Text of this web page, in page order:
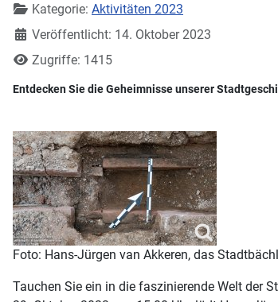
Kategorie: Aktivitäten 2023
Veröffentlicht: 14. Oktober 2023
Zugriffe: 1415
Entdecken Sie die Geheimnisse unserer
Foto: Hans-Jürgen van Akkeren, das
Tauchen Sie ein in die faszinierende Welt der